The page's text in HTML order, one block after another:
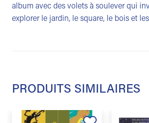
album avec des volets à soulever qui
explorer le jardin, le square, le bois et
PRODUITS SIMILAIRES